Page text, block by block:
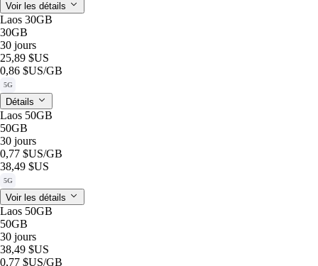
Voir les détails
Laos 30GB
30GB
30 jours
25,89 $US
0,86 $US/GB
5G
Détails
Laos 50GB
50GB
30 jours
0,77 $US/GB
38,49 $US
5G
Voir les détails
Laos 50GB
50GB
30 jours
38,49 $US
0,77 $US/GB